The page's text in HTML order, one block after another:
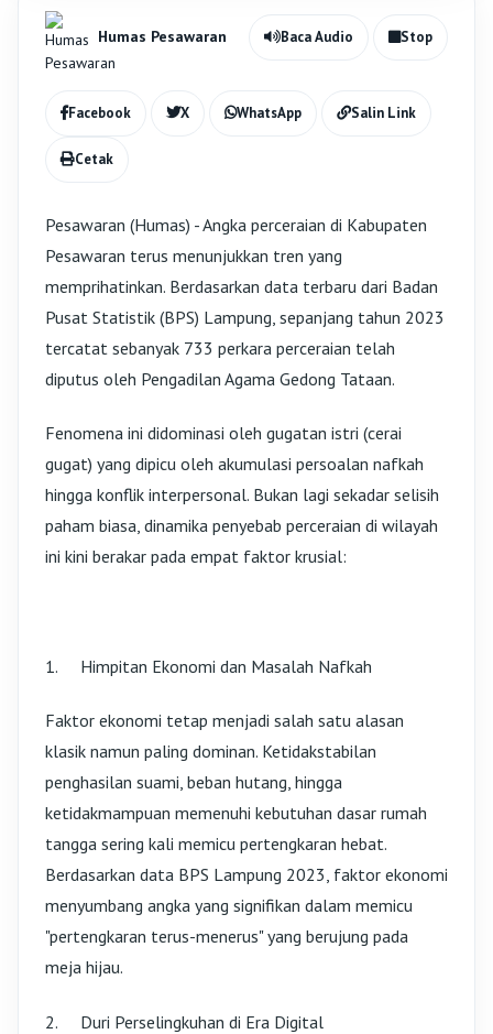
Humas Pesawaran Baca Audio Stop
Facebook X WhatsApp Salin Link
Cetak
Pesawaran (Humas) - Angka perceraian di Kabupaten
Pesawaran terus menunjukkan tren yang
memprihatinkan. Berdasarkan data terbaru dari Badan
Pusat Statistik (BPS) Lampung, sepanjang tahun 2023
tercatat sebanyak 733 perkara perceraian telah
diputus oleh Pengadilan Agama Gedong Tataan.
Fenomena ini didominasi oleh gugatan istri (cerai
gugat) yang dipicu oleh akumulasi persoalan nafkah
hingga konflik interpersonal. Bukan lagi sekadar selisih
paham biasa, dinamika penyebab perceraian di wilayah
ini kini berakar pada empat faktor krusial:
1. Himpitan Ekonomi dan Masalah Nafkah
Faktor ekonomi tetap menjadi salah satu alasan
klasik namun paling dominan. Ketidakstabilan
penghasilan suami, beban hutang, hingga
ketidakmampuan memenuhi kebutuhan dasar rumah
tangga sering kali memicu pertengkaran hebat.
Berdasarkan data BPS Lampung 2023, faktor ekonomi
menyumbang angka yang signifikan dalam memicu
"pertengkaran terus-menerus" yang berujung pada
meja hijau.
2. Duri Perselingkuhan di Era Digital